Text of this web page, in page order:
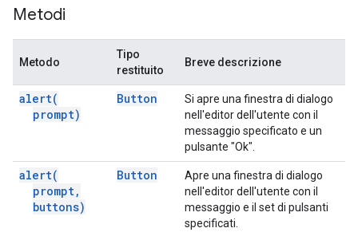
Metodi
Metodo
Tipo
restituito
Breve descrizione
alert(
prompt)
Button
Si apre una finestra di dialogo
nell'editor dell'utente con il
messaggio specificato e un
pulsante "Ok".
alert(
prompt,
buttons)
Button
Apre una finestra di dialogo
nell'editor dell'utente con il
messaggio e il set di pulsanti
specificati.